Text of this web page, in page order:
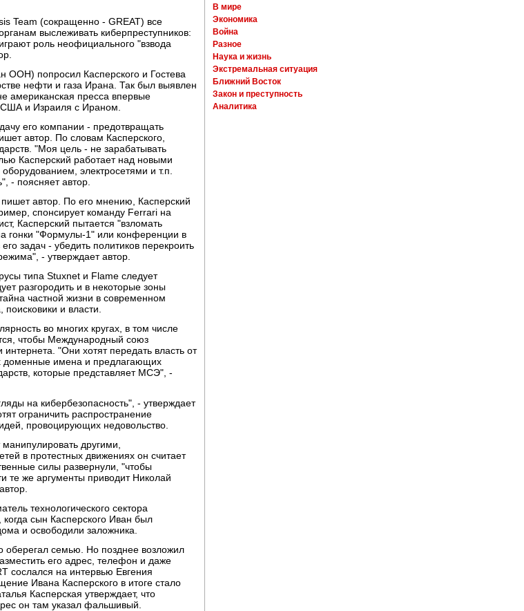
Team (сокращенно - GREAT) все
выслеживать киберпреступников:
роль неофициального "взвода
ООН) попросил Касперского и Гостева
нефти и газа Ирана. Так был выявлен
американская пресса впервые
и Израиля с Ираном.
его компании - предотвращать
автор. По словам Касперского,
"Моя цель - не зарабатывать
Касперский работает над новыми
электросетями и т.п.
- поясняет автор.
автор. По его мнению, Касперский
спонсирует команду Ferrari на
Касперский пытается "взломать
гонки "Формулы-1" или конференции в
задач - убедить политиков перекроить
- утверждает автор.
типа Stuxnet и Flame следует
разгородить и в некоторые зоны
частной жизни в современном
и власти.
во многих кругах, в том числе
чтобы Международный союз
"Они хотят передать власть от
доменные имена и предлагающих
которые представляет МСЭ", -
на кибербезопасность", - утверждает
ограничить распространение
провоцирующих недовольство.
другими,
в протестных движениях он считает
силы развернули, "чтобы
те же аргументы приводит Николай
технологического сектора
сын Касперского Иван был
и освободили заложника.
оберегал семью. Но позднее возложил
его адрес, телефон и даже
сослался на интервью Евгения
Ивана Касперского в итоге стало
Касперская утверждает, что
он там указал фальшивый.
В мире
Экономика
Война
Разное
Наука и жизнь
Экстремальная ситуация
Ближний Восток
Закон и преступность
Аналитика